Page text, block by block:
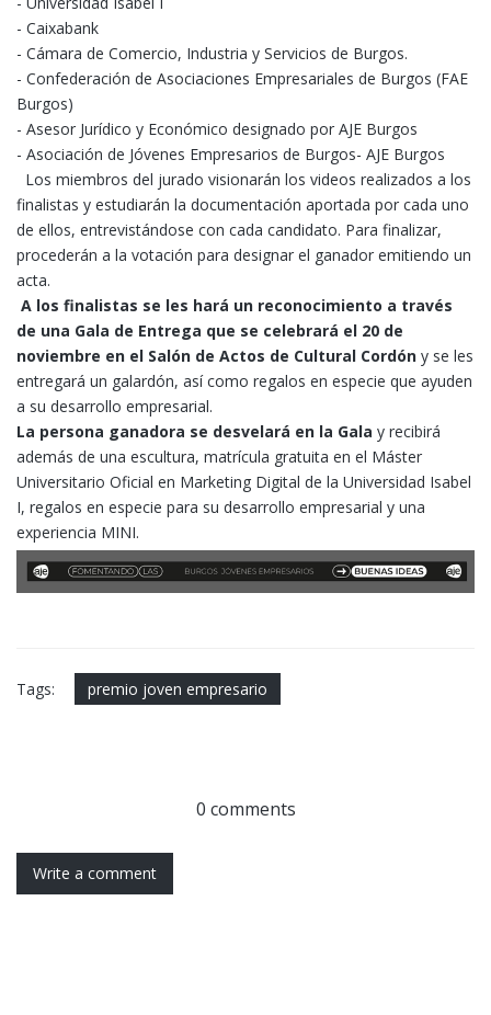
- Caixabank
- Cámara de Comercio, Industria y Servicios de Burgos.
- Confederación de Asociaciones Empresariales de Burgos (FAE
Burgos)
- Asesor Jurídico y Económico designado por AJE Burgos
- Asociación de Jóvenes Empresarios de Burgos- AJE Burgos
Los miembros del jurado visionarán los videos realizados a los
finalistas y estudiarán la documentación aportada por cada uno
de ellos, entrevistándose con cada candidato. Para finalizar,
procederán a la votación para designar el ganador emitiendo un
acta.
A los finalistas se les hará un reconocimiento a través
de una Gala de Entrega que se celebrará el 20 de
noviembre en el Salón de Actos de Cultural Cordón y se les
entregará un galardón, así como regalos en especie que ayuden
a su desarrollo empresarial.
La persona ganadora se desvelará en la Gala y recibirá
además de una escultura, matrícula gratuita en el Máster
Universitario Oficial en Marketing Digital de la Universidad Isabel
I, regalos en especie para su desarrollo empresarial y una
experiencia MINI.
Tags: premio joven empresario
0 comments
Write a comment